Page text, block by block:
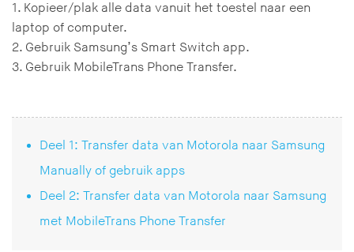
1. Kopieer/plak alle data vanuit het toestel naar een
laptop of computer.
2. Gebruik Samsung’s Smart Switch app.
3. Gebruik MobileTrans Phone Transfer.
Deel 1: Transfer data van Motorola naar Samsung
Manually of gebruik apps
Deel 2: Transfer data van Motorola naar Samsung
met MobileTrans Phone Transfer